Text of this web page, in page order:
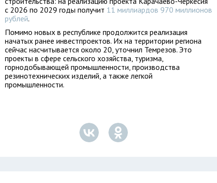
с 2026 по 2029 годы получит 11 миллиардов 970 миллионов
рублей.
Помимо новых в республике продолжится реализация
начатых ранее инвестпроектов. Их на территории региона
сейчас насчитывается около 20, уточнил Темрезов. Это
проекты в сфере сельского хозяйства, туризма,
горнодобывающей промышленности, производства
резинотехнических изделий, а также легкой
промышленности.